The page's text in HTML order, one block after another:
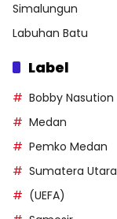
Simalungun
Labuhan Batu
Label
Bobby Nasution
Medan
Pemko Medan
Sumatera Utara
(UEFA)